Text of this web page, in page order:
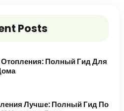
Posts
Отопления: Полный Гид Для
Лучше: Полный Гид По